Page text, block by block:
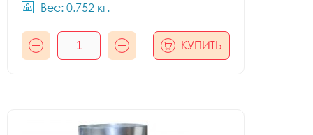
Вес: 0.752 кг.
КУПИТЬ